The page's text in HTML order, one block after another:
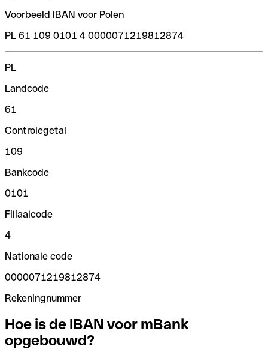
Voorbeeld IBAN voor Polen
PL 61 109 0101 4 0000071219812874
PL
Landcode
61
Controlegetal
109
Bankcode
0101
Filiaalcode
4
Nationale code
0000071219812874
Rekeningnummer
Hoe is de IBAN voor mBank
opgebouwd?